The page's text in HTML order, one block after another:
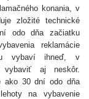
konania, v
zložité technické
odo dňa začiatku
reklamácie
vybaví ihneď, v
vybaviť aj neskôr.
ako 30 dní odo dňa
na vybavenie